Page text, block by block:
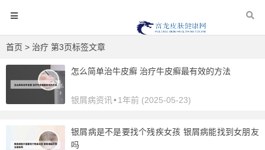
首页 > 治疗 第3页标签文章
怎么简单治牛皮癣 治疗牛皮癣最有效的方法
银屑病资讯 •1年前 (2025-05-23)
银屑病是不是要找个残疾女孩 银屑病能找到女朋友
吗